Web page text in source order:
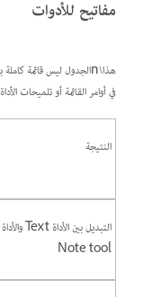
مفاتيح للأدوات
في أوامر القائمة أو تلميحات الأداة.
التبديل بين الأداة Text والأداة
Note tool